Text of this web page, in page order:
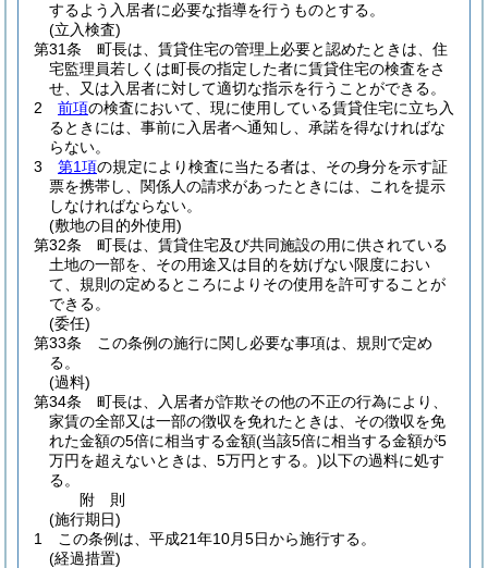
するよう入居者に必要な指導を行うものとする。
(立入検査)
第31条
町長は、賃貸住宅の管理上必要と認めたときは、住
宅監理員若しくは町長の指定した者に賃貸住宅の検査をさ
せ、又は入居者に対して適切な指示を行うことができる。
2
前項の検査において、現に使用している賃貸住宅に立ち入
るときには、事前に入居者へ通知し、承諾を得なければな
らない。
3
第1項の規定により検査に当たる者は、その身分を示す証
票を携帯し、関係人の請求があったときには、これを提示
しなければならない。
(敷地の目的外使用)
第32条
町長は、賃貸住宅及び共同施設の用に供されている
土地の一部を、その用途又は目的を妨げない限度におい
て、規則の定めるところによりその使用を許可することが
できる。
(委任)
第33条
この条例の施行に関し必要な事項は、規則で定め
る。
(過料)
第34条
町長は、入居者が詐欺その他の不正の行為により、
家賃の全部又は一部の徴収を免れたときは、その徴収を免
れた金額の5倍に相当する金額(当該5倍に相当する金額が5
万円を超えないときは、5万円とする。)以下の過料に処す
る。
附 則
(施行期日)
1
この条例は、平成21年10月5日から施行する。
(経過措置)